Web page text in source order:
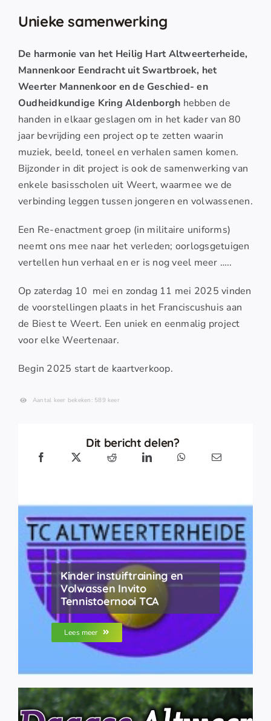
Unieke samenwerking
De harmonie van het Heilig Hart Altweerterheide,
Mannenkoor Eendracht uit Swartbroek, het
Weerter Mannenkoor en de Geschied- en
Oudheidkundige Kring Aldenborgh hebben de
handen in elkaar geslagen om in het kader van 80
jaar bevrijding een project op te zetten waarin
muziek, beeld, toneel en verhalen samen komen.
Bijzonder in dit project is ook de samenwerking van
enkele basisscholen uit Weert, waarmee we de
verbinding leggen tussen jongeren en volwassenen.
Een Re-enactment groep (in militaire uniforms)
neemt ons mee naar het verleden; oorlogsgetuigen
vertellen hun verhaal en er is nog veel meer …..
Op zaterdag 10 mei en zondag 11 mei 2025 vinden
de voorstellingen plaats in het Franciscushuis aan
de Biest te Weert. Een uniek en eenmalig project
voor elke Weertenaar.
Begin 2025 start de kaartverkoop.
Aantal keer bekeken: 589 keer
Dit bericht delen?
Kinder instuiftraining en
Volwassen Invito
Tennistoernooi TCA
Lees meer